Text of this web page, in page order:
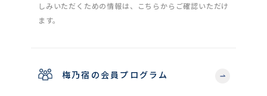
しみいただくための情報は、こちらからご確認いただけ
ます。
梅乃宿の会員プログラム